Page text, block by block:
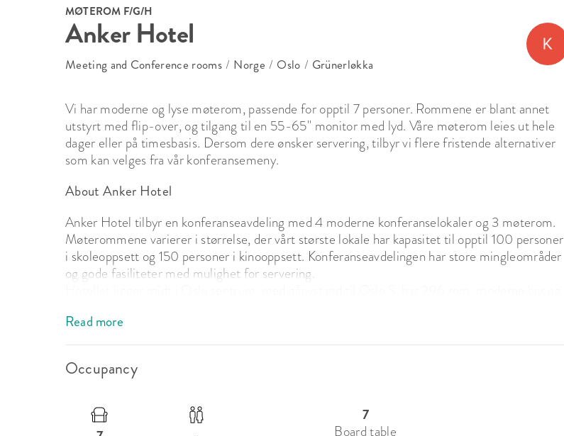
MØTEROM F/G/H
Anker Hotel
Meeting and Conference rooms / Norge / Oslo / Grünerløkka
Vi har moderne og lyse møterom, passende for opptil 7 personer. Rommene er blant annet
utstyrt med flip-over, og tilgang til en 55-65'' monitor med lyd. Våre møterom leies ut hele
dager eller på timesbasis. Dersom dere ønsker servering, tilbyr vi flere fristende alternativer
som kan velges fra vår konferansemeny.
About Anker Hotel
Anker Hotel tilbyr en konferanseavdeling med 4 moderne konferanselokaler og 3 møterom.
Møterommene varierer i størrelse, der vårt største lokale har kapasitet til opptil 100 personer
i skoleoppsett og 150 personer i kinooppsett. Konferanseavdelingen har store mingleområder
og gode fasiliteter med mulighet for servering.
Våre møtelokaler:
Moderne og lyse rom.
Store vindusflater som gir mye lys og behagelig atmosfære.
Read more
Occupancy
7
Board table